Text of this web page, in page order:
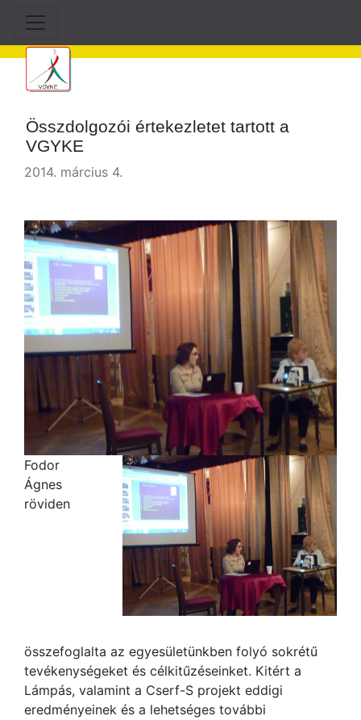
Összdolgozói értekezletet tartott a
VGYKE
2014. március 4.
Fodor
Ágnes
röviden
összefoglalta az egyesületünkben folyó sokrétű
tevékenységeket és célkitűzéseinket. Kitért a
Lámpás, valamint a Cserf-S projekt eddigi
eredményeinek és a lehetséges további